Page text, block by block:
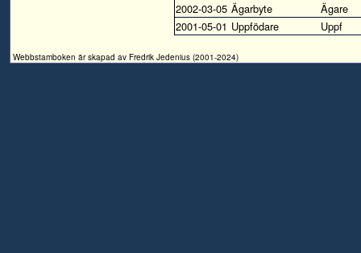
2002-03-05 Ägarbyte
Ägare
2001-05-01 Uppfödare Uppf
Webbstamboken är skapad av Fredrik Jedenius (2001-2024)